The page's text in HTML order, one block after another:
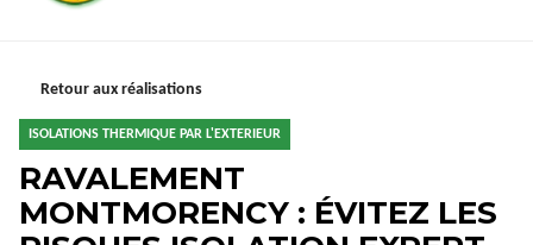
Retour aux réalisations
ISOLATIONS THERMIQUE PAR L'EXTERIEUR
RAVALEMENT
MONTMORENCY : ÉVITEZ LES